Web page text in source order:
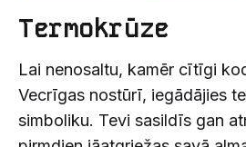
Termokrūze
Lai nenosaltu, kamēr cītīgi
Vecrīgas nostūrī, iegādājies
simboliku. Tevi sasildīs gan